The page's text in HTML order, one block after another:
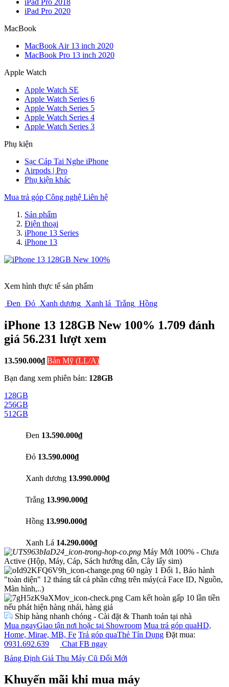
iPad Pro 2018
iPad Pro 2020
MacBook
MacBook Air 13 inch 2020
MacBook Pro 13 inch 2020
Apple Watch
Apple Watch SE
Apple Watch Series 6
Apple Watch Series 5
Apple Watch Series 4
Apple Watch Series 3
Phụ kiện
Sạc Cáp Tai Nghe iPhone
Airpods | Pro
Phụ kiện khác
Mua trả góp Công nghệ Liên hệ
Sản phẩm
Điện thoại
iPhone 13 Series
iPhone 13
Xem hình thực tế sản phẩm
Đen Đỏ Xanh dương Xanh lá Trắng Hồng
iPhone 13 128GB New 100% 1.709 đánh
giá 56.231 lượt xem
13.590.000₫ Bản Mỹ (LL/A)
Bạn đang xem phiên bản: 128GB
128GB
256GB
512GB
Đen 13.590.000₫
Đỏ 13.590.000₫
Xanh dương 13.990.000₫
Trắng 13.990.000₫
Hồng 13.990.000₫
Xanh Lá 14.290.000₫
Máy Mới 100% - Chưa
Active (Hộp, Máy, Cáp, Sách hướng dẫn, Cây lấy sim)
60 ngày 1 Đổi 1, Bảo hành
"toàn diện" 12 tháng tất cả phần cứng trên máy(cả Face ID, Nguồn,
Màn hình,..)
Cam kết hoàn gấp 10 lần tiền
nếu phát hiện hàng nhái, hàng giả
Ship hàng nhanh chóng - Cài đặt & Thanh toán tại nhà
Mua ngayGiao tận nơi hoặc tại Showroom Mua trả góp quaHD,
Home, Mirae, MB, Fe Trả góp quaThẻ Tín Dụng Đặt mua:
0931.692.639
Chat FB ngay
Bảng Định Giá Thu Máy Cũ Đổi Mới
Khuyến mãi khi mua máy